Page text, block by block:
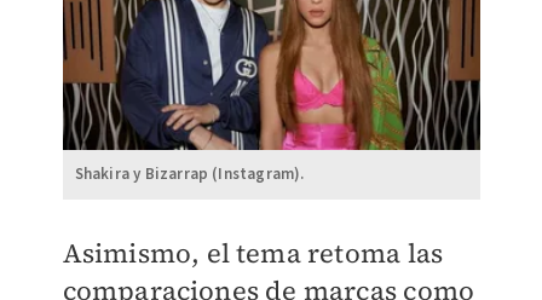
Shakira y Bizarrap (Instagram).
Asimismo, el tema retoma las
comparaciones de marcas como